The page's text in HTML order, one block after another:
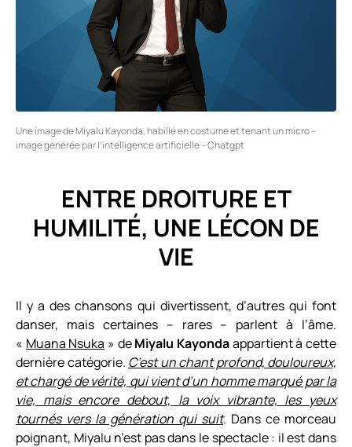
Une image de Miyalu Kayonda, habillé en costume et tenant un micro –
image générée par l’intelligence artificielle – Chatgpt
ENTRE DROITURE ET
HUMILITÉ, UNE LÉCON DE
VIE
Il y a des chansons qui divertissent, d’autres qui font
danser, mais certaines – rares – parlent à l’âme.
« Muana Nsuka » deMiyalu Kayondaappartient à cette
dernière catégorie. C’est un chant profond, douloureux,
et chargé de vérité, qui vient d’un homme marqué par la
vie, mais encore debout, la voix vibrante, les yeux
tournés vers la génération qui suit. Dans ce morceau
poignant, Miyalu n’est pas dans le spectacle : il est dans